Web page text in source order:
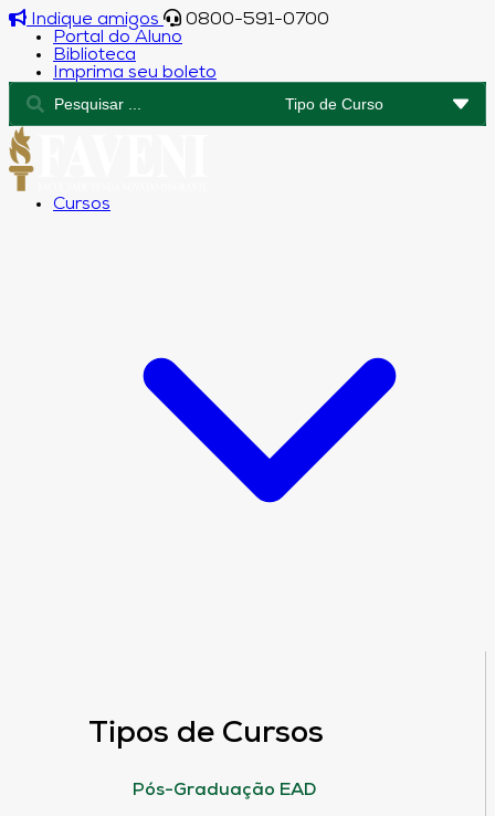
Indique amigos
0800-591-0700
Portal do Aluno
Biblioteca
Imprima seu boleto
Cursos
Tipos de Cursos
Pós-Graduação EAD